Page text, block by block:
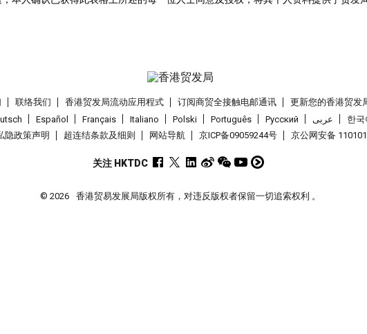
联络我们 香港贸发局流动应用程式 订阅商贸全接触电邮通讯 更新您的香港贸发
Español Français Italiano Polski Português Pусский عربى 한국
隐政策声明 超连结条款及细则 网站导航 京ICP备09059244号 京公网安备
关注 HKTDC
© 2026 香港贸易发展局版权所有，对违反版权者保留一切追索权利 。